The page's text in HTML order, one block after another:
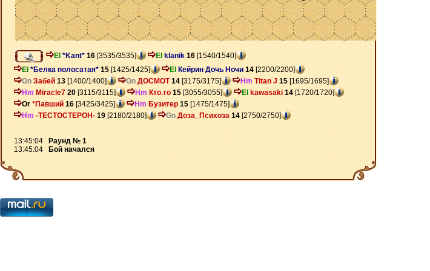
El *Kant* 16 [3535/3535] El klanik 16 [1540/1540]
El *Белка полосатая* 15 [1425/1425] El Кейрин Дочь Ночи 14 [2200/2200]
Gn Забей 13 [1400/1400] Gn ДОСМОТ 14 [3175/3175] Hm Titan J 15 [1695/1695]
Hm Miracle7 20 [3115/3115] Hm Кто.то 15 [3055/3055] El kawasaki 14 [1720/1720]
Or *Павший 16 [3425/3425] Hm Бузитер 15 [1475/1475]
Hm -ТЕСТОСТЕРОН- 19 [2180/2180] Gn Доза_Психоза 14 [2750/2750]
13:45:04
Раунд № 1
13:45:04
Бой начался